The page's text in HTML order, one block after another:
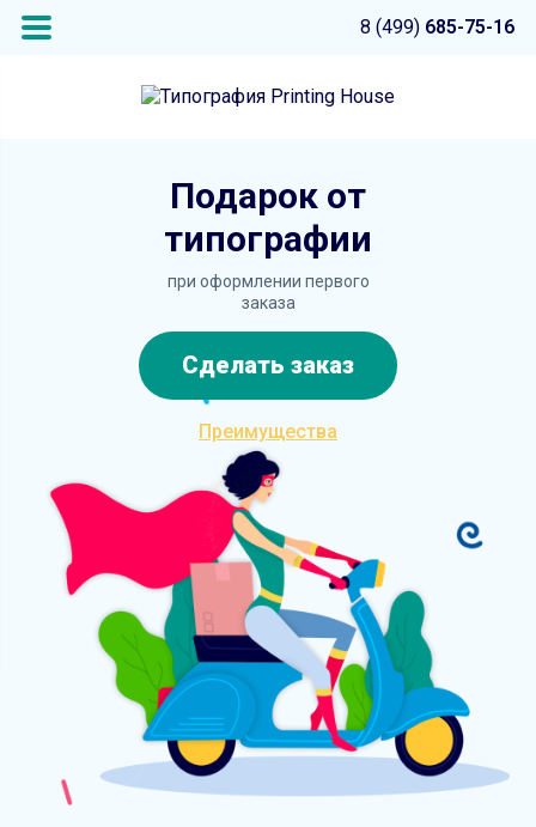
8 (499) 685-75-16
Подарок от
типографии
при оформлении первого
заказа
Сделать заказ
Преимущества